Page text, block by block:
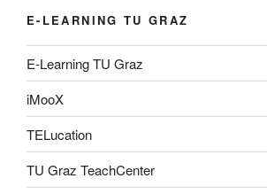
E-LEARNING TU GRAZ
E-Learning TU Graz
iMooX
TELucation
TU Graz TeachCenter